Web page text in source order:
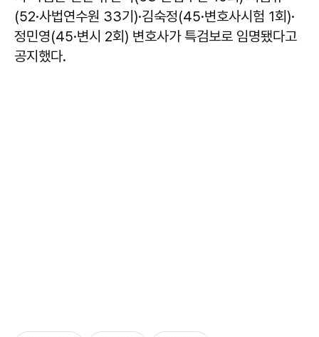
(52·사법연수원 33기)·김숙정(45·변호사시험 1회)·
정민영(45·변시 2회) 변호사가 특검보로 임명됐다고
공지했다.